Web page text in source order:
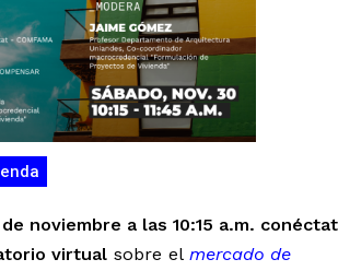
noviembre a las 10:15 a.m.
virtual sobre el mercado de